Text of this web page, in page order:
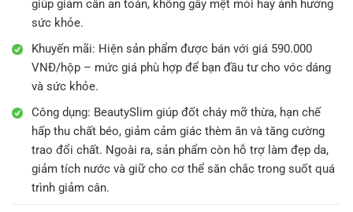
giúp giảm cân an toàn, không gây mệt mỏi hay ảnh hưởng
sức khỏe.
Khuyến mãi: Hiện sản phẩm được bán với giá 590.000
VNĐ/hộp – mức giá phù hợp để bạn đầu tư cho vóc dáng
và sức khỏe.
Công dụng: BeautySlim giúp đốt cháy mỡ thừa, hạn chế
hấp thu chất béo, giảm cảm giác thèm ăn và tăng cường
trao đổi chất. Ngoài ra, sản phẩm còn hỗ trợ làm đẹp da,
giảm tích nước và giữ cho cơ thể săn chắc trong suốt quá
trình giảm cân.